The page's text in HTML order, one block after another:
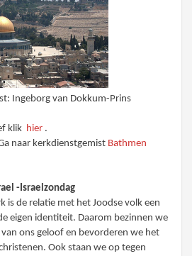
Ingeborg van Dokkum-Prins
klik hier .
naar kerkdienstgemist Bathmen
-Israelzondag
is de relatie met het Joodse volk een
eigen identiteit. Daarom bezinnen we
ons geloof en bevorderen we het
Ook staan we op tegen